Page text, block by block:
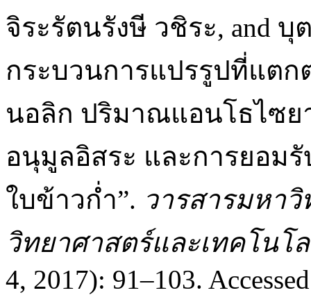
จิระรัตนรังษี วชิระ, and
กระบวนการแปรรูปที่แต
นอลิก ปริมาณแอนโธไซย
อนุมูลอิสระ และการยอ
ใบข้าวก่ำ”. วารสารมหา
วิทยาศาสตร์และเทคโนโ
4, 2017): 91–103.